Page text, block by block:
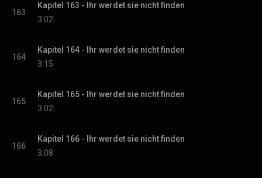
163
Kapitel 163 - Ihr werdet sie nicht finden
3:02
164
Kapitel 164 - Ihr werdet sie nicht finden
3:15
165
Kapitel 165 - Ihr werdet sie nicht finden
3:02
166
Kapitel 166 - Ihr werdet sie nicht finden
3:08